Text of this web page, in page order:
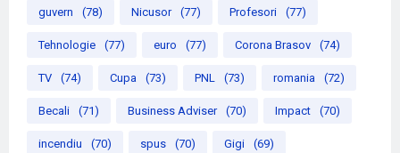
guvern (78) Nicusor (77) Profesori (77)
Tehnologie (77) euro (77) Corona Brasov (74)
TV (74) Cupa (73) PNL (73) romania (72)
Becali (71) Business Adviser (70) Impact (70)
incendiu (70) spus (70) Gigi (69)